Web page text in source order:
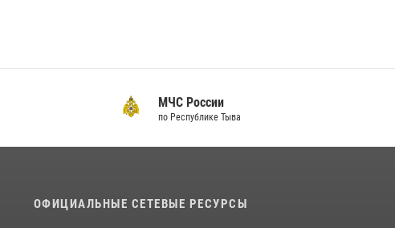
тувинского праздника животноводов
Наадым-2026
23 июля 2026, 04:57
МЧС России
по Республике Тыва
ОФИЦИАЛЬНЫЕ СЕТЕВЫЕ РЕСУРСЫ